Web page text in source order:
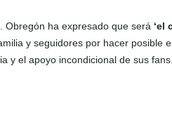
Obregón ha expresado que será ‘el
y seguidores por hacer posible
y el apoyo incondicional de sus fans.